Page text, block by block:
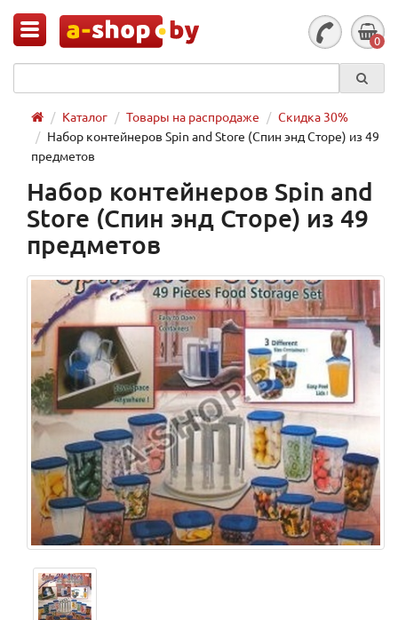
0
Каталог Товары на распродаже
Скидка 30%
Набор контейнеров Spin and Store (Спин энд Сторе) из 49
предметов
Набор контейнеров Spin and
Store (Спин энд Сторе) из 49
предметов